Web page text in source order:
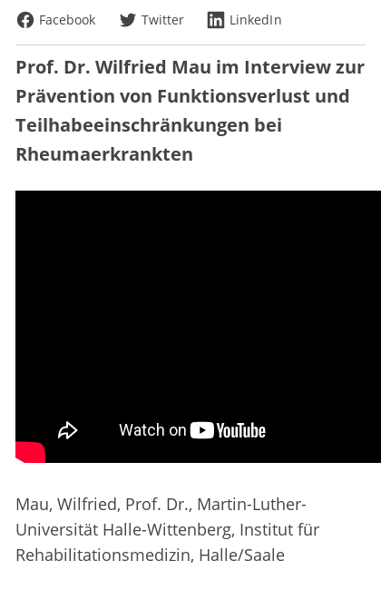
Facebook
Twitter LinkedIn
Prof. Dr. Wilfried Mau im Interview zur
Prävention von Funktionsverlust und
Teilhabeeinschränkungen bei
Rheumaerkrankten
Mau, Wilfried, Prof. Dr., Martin-Luther-
Universität Halle-Wittenberg, Institut für
Rehabilitationsmedizin, Halle/Saale